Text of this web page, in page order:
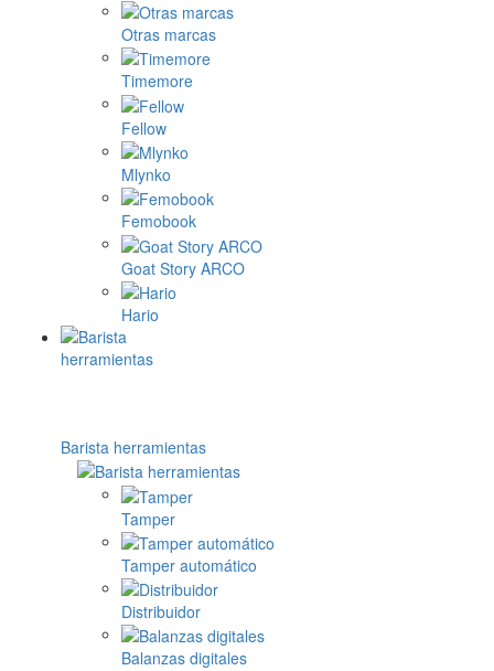
Otras marcas
Timemore
Fellow
Mlynko
Femobook
Goat Story ARCO
Hario
Barista herramientas
Tamper
Tamper automático
Distribuidor
Balanzas digitales